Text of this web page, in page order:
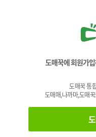
도매꾹에 회원가
도매꾹 통
도매매,나까마,도매